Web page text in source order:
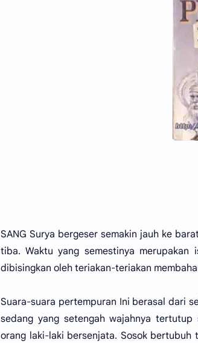
SANG Surya bergeser semakin jauh ke
tiba. Waktu yang semestinya
dibisingkan oleh teriakan-teriakan
Suara-suara pertempuran Ini berasal dari
sedang yang setengah wajahnya
orang laki-laki bersenjata. Sosok